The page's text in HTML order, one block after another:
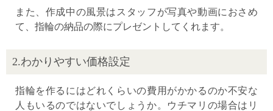
また、作成中の風景はスタッフが写真や動画におさめ
て、指輪の納品の際にプレゼントしてくれます。
2.わかりやすい価格設定
指輪を作るにはどれくらいの費用がかかるのか不安な
人もいるのではないでしょうか。ウチマリの場合はリ